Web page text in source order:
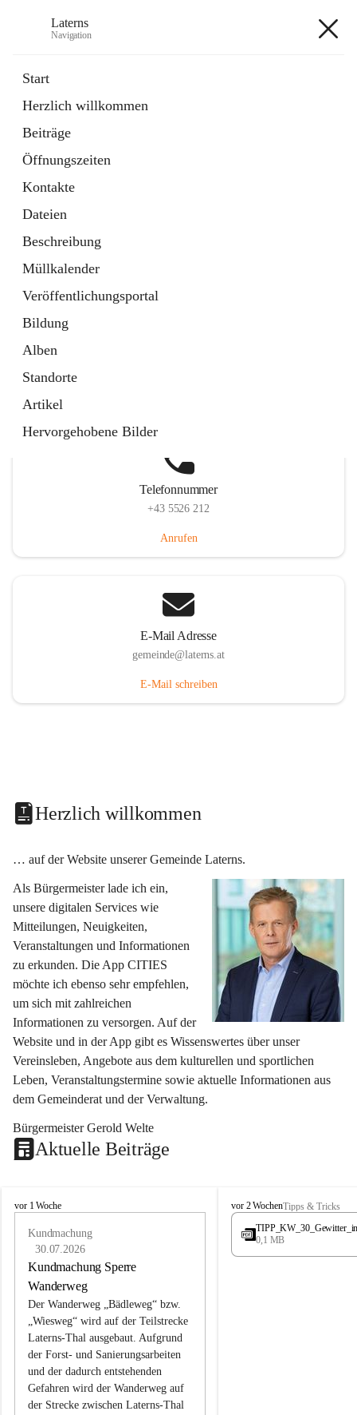
Laterns
Navigation
Start
Herzlich willkommen
Beiträge
Öffnungszeiten
Kontakte
Dateien
Beschreibung
Müllkalender
Veröffentlichungsportal
Bildung
Alben
Standorte
Artikel
Hervorgehobene Bilder
11 Schnellzugriffe
Soziales
1 Schnellzugriff
Telefonnummer
+43 5526 212
Anrufen
E-Mail Adresse
gemeinde@laterns.at
E-Mail schreiben
Herzlich willkommen
… auf der Website unserer Gemeinde Laterns.
Als Bürgermeister lade ich ein,
unsere digitalen Services wie
Mitteilungen, Neuigkeiten,
Veranstaltungen und Informationen
zu erkunden. Die App CITIES
möchte ich ebenso sehr empfehlen,
um sich mit zahlreichen
Informationen zu versorgen. Auf der
Website und in der App gibt es Wissenswertes über unser
Vereinsleben, Angebote aus dem kulturellen und sportlichen
Leben, Veranstaltungstermine sowie aktuelle Informationen aus
dem Gemeinderat und der Verwaltung.
Bürgermeister Gerold Welte
Aktuelle Beiträge
L
vor 1 Woche
Kundmachung
30.07.2026
Kundmachung Sperre
Wanderweg
Der Wanderweg „Bädleweg“ bzw.
„Wiesweg“ wird auf der Teilstrecke
Laterns-Thal ausgebaut. Aufgrund
der Forst- und Sanierungsarbeiten
und der dadurch entstehenden
Gefahren wird der Wanderweg auf
der Strecke zwischen Laterns-Thal
L
a
e
vor 2 WochenTipps & Tricks
0,1 MB